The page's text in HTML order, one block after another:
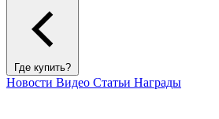
Где купить?
Новости Видео Статьи Награды